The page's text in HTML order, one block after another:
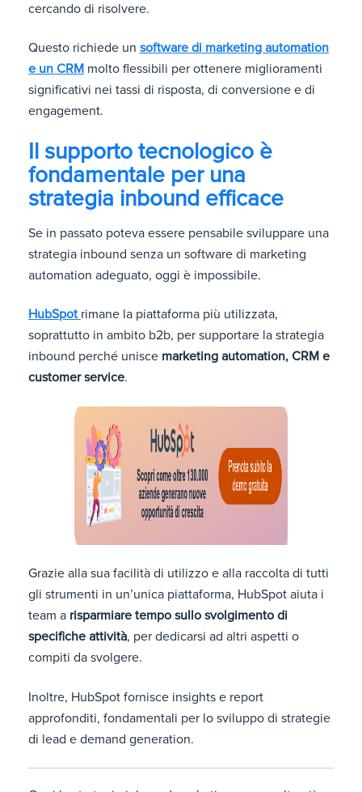
cercando di risolvere.
Questo richiede un software di marketing automation
e un CRM molto flessibili per ottenere miglioramenti
significativi nei tassi di risposta, di conversione e di
engagement.
Il supporto tecnologico è
fondamentale per una
strategia inbound efficace
Se in passato poteva essere pensabile sviluppare una
strategia inbound senza un software di marketing
automation adeguato, oggi è impossibile.
HubSpot rimane la piattaforma più utilizzata,
soprattutto in ambito b2b, per supportare la strategia
inbound perché unisce marketing automation, CRM e
customer service.
Grazie alla sua facilità di utilizzo e alla raccolta di tutti
gli strumenti in un’unica piattaforma, HubSpot aiuta i
team a risparmiare tempo sullo svolgimento di
specifiche attività, per dedicarsi ad altri aspetti o
compiti da svolgere.
Inoltre, HubSpot fornisce insights e report
approfonditi, fondamentali per lo sviluppo di strategie
di lead e demand generation.